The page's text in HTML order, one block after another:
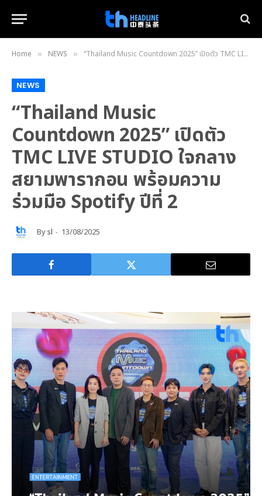
Home » NEWS » “Thailand Music Countdown 2025” เปิดตัว TMC LIVE STUDIO ใจกลางสยามพารากอน พร้อมความร่วมมือ Spotify ปีที่ 2
NEWS
“Thailand Music
Countdown 2025” เปิดตัว
TMC LIVE STUDIO ใจกลาง
สยามพารากอน พร้อมความ
ร่วมมือ Spotify ปีที่ 2
Bysl 13/08/2025